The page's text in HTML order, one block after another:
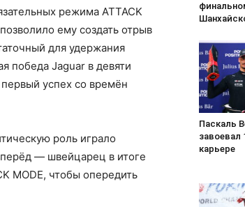
режима ATTACK
ему создать отрыв
для удержания
победа Jaguar в девяти
успех со времён
роль играло
— швейцарец в итоге
MODE, чтобы опередить
Паскаль
завоевал
карьере